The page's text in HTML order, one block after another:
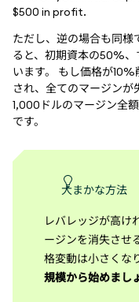
$500 in profit.
ただし、逆の場合も同様
ると、初期資本の50%
います。 もし価格が
され、全てのマージンが
1,000ドルのマージン全
です。
大まかな方法
レバレッジが高け
ージンを消失させ
格変動は小さくな
規模から始めまし